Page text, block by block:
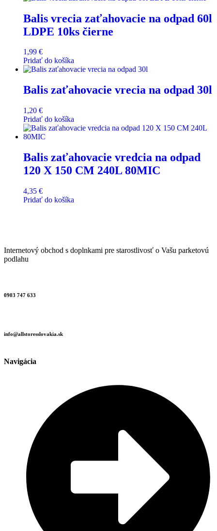
Balis vrecia zaťahovacie na odpad 60l
LDPE 10ks čierne
1,99 €
Pridať do košíka
Balis zaťahovacie vrecia na odpad 30l
1,20 €
Pridať do košíka
Balis zaťahovacie vredcia na odpad
120 X 150 CM 240L 80MIC
4,35 €
Pridať do košíka
Internetový obchod s doplnkami pre starostlivosť o Vašu parketovú
podlahu
0903 747 633
info@allstoresslovakia.sk
Navigácia